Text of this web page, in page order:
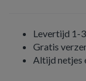
Levertijd 1-
Gratis
Altijd netjes